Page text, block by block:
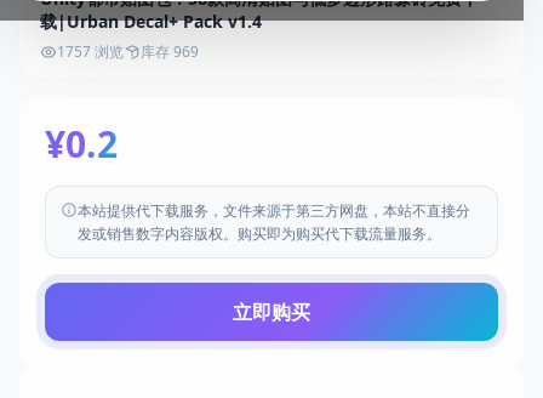
载|Urban Decal+ Pack v1.4
1757 浏览 库存 969
¥0.2
本站提供代下载服务，文件来源于第三方网盘，本站不直接分
发或销售数字内容版权。购买即为购买代下载流量服务。
立即购买